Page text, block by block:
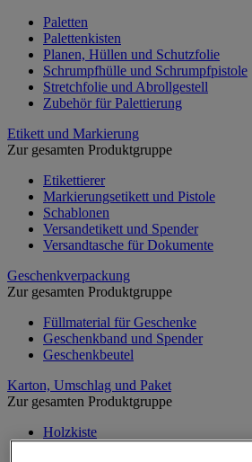
Paletten
Palettenkisten
Planen, Hüllen und Schutzfolie
Schrumpfhülle und Schrumpfpistole
Stretchfolie und Abrollgestell
Zubehör für Palettierung
Etikett und Markierung
Zur gesamten Produktgruppe
Etikettierer
Markierungsetikett und Pistole
Schablonen
Versandetikett und Spender
Versandtasche für Dokumente
Geschenkverpackung
Zur gesamten Produktgruppe
Füllmaterial für Geschenke
Geschenkband und Spender
Geschenkbeutel
Karton, Umschlag und Paket
Zur gesamten Produktgruppe
Holzkiste